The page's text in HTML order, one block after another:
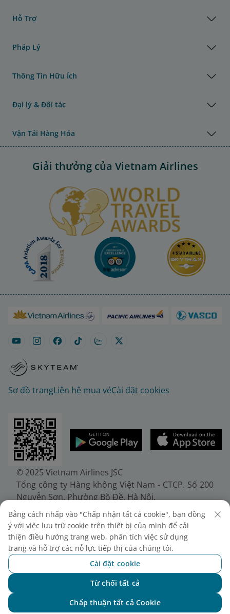
Hỗ Trợ
Pháp Lý
Thông Tin Hữu Ích
Đại lý & Đối tác
Vận Tải Hàng Hóa
Giải thưởng của Vietnam Airlines
Sơ đồ trangLiên hệ mua véCài đặt cookies
© 2025 Vietnam Airlines JSC
Tổng công ty Hàng không Việt Nam - CTCP. Số 200
Nguyễn Sơn, Phường Bồ Đề, Hà Nội.
Điện thoại: (+84-24) 38272289. Fax: (+84-24)
38722375
Giấy chứng nhận đăng ký doanh nghiệp, mã số
doanh nghiệp 0100107518, đăng ký lần đầu ngày
30/6/2010, đăng ký thay đổi lần thứ 10 ngày
24/7/2025, cấp bởi Sở Tài chính Thành phố Hà Nội.
Bằng cách nhấp vào "Chấp nhận tất cả cookie", bạn đồng
ý với việc lưu trữ cookie trên thiết bị của mình để cải
thiện điều hướng trang web, phân tích việc sử dụng
trang và hỗ trợ các nỗ lực tiếp thị của chúng tôi.
Cài đặt cookie
Từ chối tất cả
Chấp thuận tất cả Cookie